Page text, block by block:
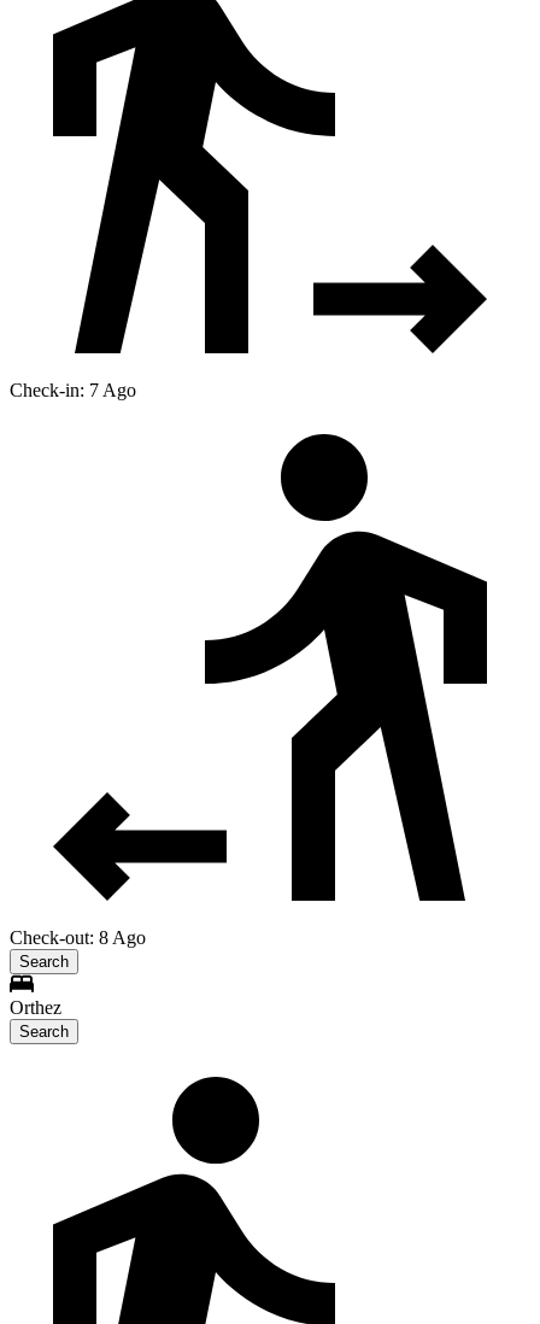
Check-in: 7 Ago
Check-out: 8 Ago
Search
Orthez
Search